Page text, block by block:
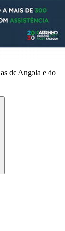
de Angola e do